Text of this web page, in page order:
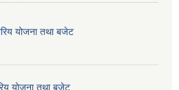
योजना तथा बजेट
योजना तथा बजेट